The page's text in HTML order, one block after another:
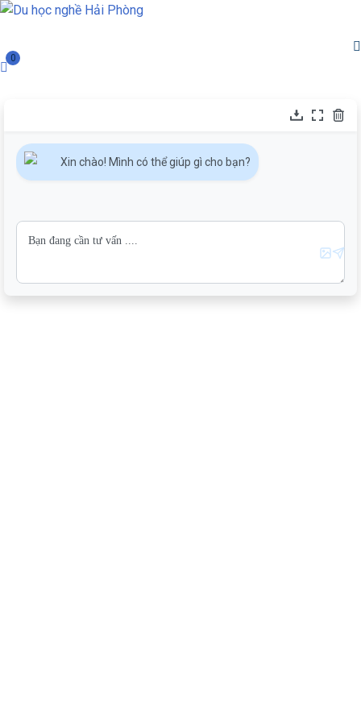
0
Xin chào! Mình có thể giúp gì cho bạn?